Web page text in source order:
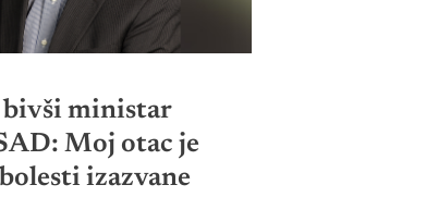
bivši ministar
Moj otac je
izazvane